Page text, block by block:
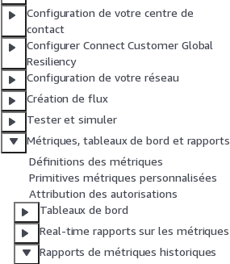
Configuration de votre centre de
contact
Configurer Connect Customer Global
Resiliency
Configuration de votre réseau
Création de flux
Tester et simuler
Métriques, tableaux de bord et rapports
Définitions des métriques
Primitives métriques personnalisées
Attribution des autorisations
Tableaux de bord
Real-time rapports sur les métriques
Rapports de métriques historiques